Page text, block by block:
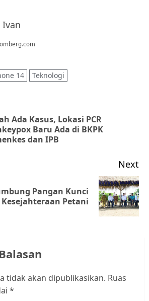
Ivan
14 Teknologi
Ada Kasus, Lokasi PCR
Baru Ada di BKPK
dan IPB
Next
Pangan Kunci
Petani
tidak akan dipublikasikan. Ruas
*